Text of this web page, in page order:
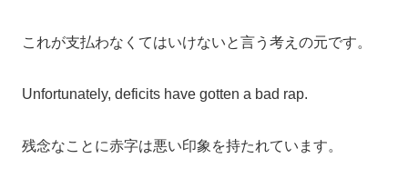
これが支払わなくてはいけないと言う考えの元です。
Unfortunately, deficits have gotten a bad rap.
残念なことに赤字は悪い印象を持たれています。